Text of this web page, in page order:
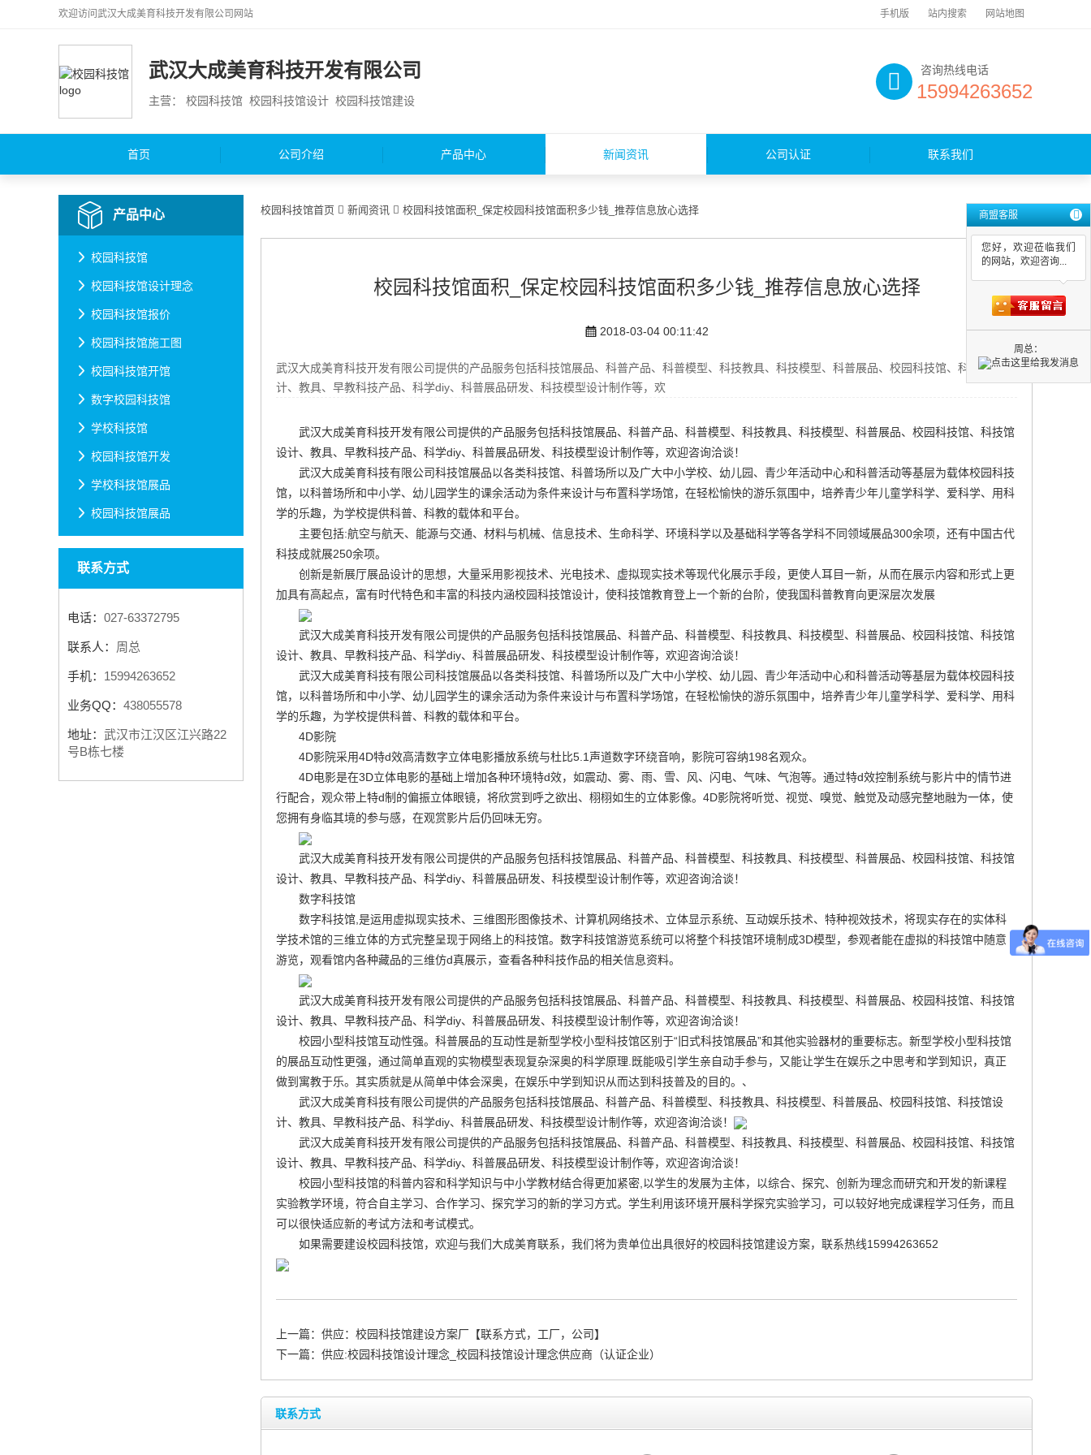
欢迎访问 武汉大成美育科技开发有限公司 网站 手机版 站内搜索 网站地图
武汉大成美育科技开发有限公司
主营： 校园科技馆 校园科技馆设计 校园科技馆建设
咨询热线电话
15994263652
首页 公司介绍 产品中心 新闻资讯 公司认证 联系我们
产品中心
校园科技馆
校园科技馆设计理念
校园科技馆报价
校园科技馆施工图
校园科技馆开馆
数字校园科技馆
学校科技馆
校园科技馆开发
学校科技馆展品
校园科技馆展品
联系方式
电话： 027-63372795
联系人： 周总
手机： 15994263652
业务QQ： 438055578
地址： 武汉市江汉区江兴路22
号B栋七楼
校园科技馆首页 新闻资讯 校园科技馆面积_保定校园科技馆面积多少钱_推荐信息放心选择
校园科技馆面积_保定校园科技馆面积多少钱_推荐信息放心选择
2018-03-04 00:11:42
武汉大成美育科技开发有限公司提供的产品服务包括科技馆展品、科普产品、科普模型、科技教具、科技模型、科普展品、校园科技馆、科技馆设
计、教具、早教科技产品、科学diy、科普展品研发、科技模型设计制作等，欢
武汉大成美育科技开发有限公司提供的产品服务包括科技馆展品、科普产品、科普模型、科技教具、科技模型、科普展品、 校园科技馆、科技馆
设计、教具、早教科技产品、科学diy、科普展品研发、科技模型设计制作等，欢迎咨询洽谈！
武汉大成美育科技有限公司科技馆展品以各类科技馆、科普场所以及广大中小学校、幼儿园、青少年活动中心和科普活动等基层为载体校园科技
馆，以科普场所和中小学、幼儿园学生的课余活动为条件来设计与布置科学场馆，在轻松愉快的游乐氛围中，培养青少年儿童学科学、爱科学、用科
学的乐趣，为学校提供科普、科教的载体和平台。
主要包括:航空与航天、能源与交通、材料与机械、信息技术、生命科学、环境科学以及基础科学等各学科不同领域展品300余项，还有中国古代
科技成就展250余项。
创新是新展厅展品设计的思想，大量采用影视技术、光电技术、虚拟现实技术等现代化展示手段，更使人耳目一新，从而在展示内容和形式上更
加具有高起点，富有时代特色和丰富的科技内涵校园科技馆设计，使科技馆教育登上一个新的台阶，使我国科普教育向更深层次发展
武汉大成美育科技开发有限公司提供的产品服务包括科技馆展品、科普产品、科普模型、科技教具、科技模型、科普展品、校园科技馆、科技馆
设计、教具、早教科技产品、科学diy、科普展品研发、科技模型设计制作等，欢迎咨询洽谈！
武汉大成美育科技有限公司科技馆展品以各类科技馆、科普场所以及广大中小学校、幼儿园、青少年活动中心和科普活动等基层为载体校园科技
馆，以科普场所和中小学、幼儿园学生的课余活动为条件来设计与布置科学场馆，在轻松愉快的游乐氛围中，培养青少年儿童学科学、爱科学、用科
学的乐趣，为学校提供科普、科教的载体和平台。
4D影院
4D影院采用4D特d效高清数字立体电影播放系统与杜比5.1声道数字环绕音响，影院可容纳198名观众。
4D电影是在3D立体电影的基础上增加各种环境特d效，如震动、雾、雨、雪、风、闪电、气味、气泡等。通过特d效控制系统与影片中的情节进
行配合，观众带上特d制的偏振立体眼镜，将欣赏到呼之欲出、栩栩如生的立体影像。4D影院将听觉、视觉、嗅觉、触觉及动感完整地融为一体，使
您拥有身临其境的参与感，在观赏影片后仍回味无穷。
武汉大成美育科技开发有限公司提供的产品服务包括科技馆展品、科普产品、科普模型、科技教具、科技模型、科普展品、校园科技馆、科技馆
设计、教具、早教科技产品、科学diy、科普展品研发、科技模型设计制作等，欢迎咨询洽谈！
数字科技馆
数字科技馆,是运用虚拟现实技术、三维图形图像技术、计算机网络技术、立体显示系统、互动娱乐技术、特种视效技术，将现实存在的实体科
学技术馆的三维立体的方式完整呈现于网络上的科技馆。数字科技馆游览系统可以将整个科技馆环境制成3D模型，参观者能在虚拟的科技馆中随意
游览，观看馆内各种藏品的三维仿d真展示，查看各种科技作品的相关信息资料。
武汉大成美育科技开发有限公司提供的产品服务包括科技馆展品、科普产品、科普模型、科技教具、科技模型、科普展品、校园科技馆、科技馆
设计、教具、早教科技产品、科学diy、科普展品研发、科技模型设计制作等，欢迎咨询洽谈！
校园小型科技馆互动性强。科普展品的互动性是新型学校小型科技馆区别于“旧式科技馆展品”和其他实验器材的重要标志。新型学校小型科技馆
的展品互动性更强，通过简单直观的实物模型表现复杂深奥的科学原理.既能吸引学生亲自动手参与，又能让学生在娱乐之中思考和学到知识，真正
做到寓教于乐。其实质就是从简单中体会深奥，在娱乐中学到知识从而达到科技普及的目的。、
武汉大成美育科技有限公司提供的产品服务包括科技馆展品、科普产品、科普模型、科技教具、科技模型、科普展品、校园科技馆、科技馆设
计、教具、早教科技产品、科学diy、科普展品研发、科技模型设计制作等，欢迎咨询洽谈！
武汉大成美育科技开发有限公司提供的产品服务包括科技馆展品、科普产品、科普模型、科技教具、科技模型、科普展品、校园科技馆、科技馆
设计、教具、早教科技产品、科学diy、科普展品研发、科技模型设计制作等，欢迎咨询洽谈！
校园小型科技馆的科普内容和科学知识与中小学教材结合得更加紧密,以学生的发展为主体，以综合、探究、创新为理念而研究和开发的新课程
实验教学环境，符合自主学习、合作学习、探究学习的新的学习方式。学生利用该环境开展科学探究实验学习，可以较好地完成课程学习任务，而且
可以很快适应新的考试方法和考试模式。
如果需要建设校园科技馆，欢迎与我们大成美育联系，我们将为贵单位出具很好的校园科技馆建设方案，联系热线15994263652
上一篇： 供应：校园科技馆建设方案厂【联系方式，工厂，公司】
下一篇： 供应:校园科技馆设计理念_校园科技馆设计理念供应商（认证企业）
联系方式
商盟客服
您好，欢迎莅临我们
的网站，欢迎咨询...
周总：